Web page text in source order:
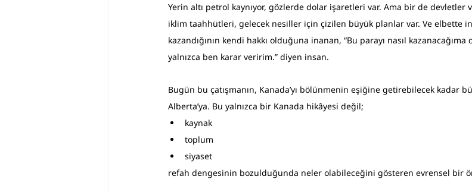
Yerin altı petrol kaynıyor, gözlerde dolar işaretleri var. Ama bir de devletler
iklim taahhütleri, gelecek nesiller için çizilen büyük planlar var. Ve elbette
kazandığının kendi hakkı olduğuna inanan, “Bu parayı nasıl kazanacağıma
yalnızca ben karar veririm.” diyen insan.
Bugün bu çatışmanın, Kanada’yı bölünmenin eşiğine getirebilecek kadar
Alberta’ya. Bu yalnızca bir Kanada hikâyesi değil;
kaynak
toplum
siyaset
refah dengesinin bozulduğunda neler olabileceğini gösteren evrensel bir